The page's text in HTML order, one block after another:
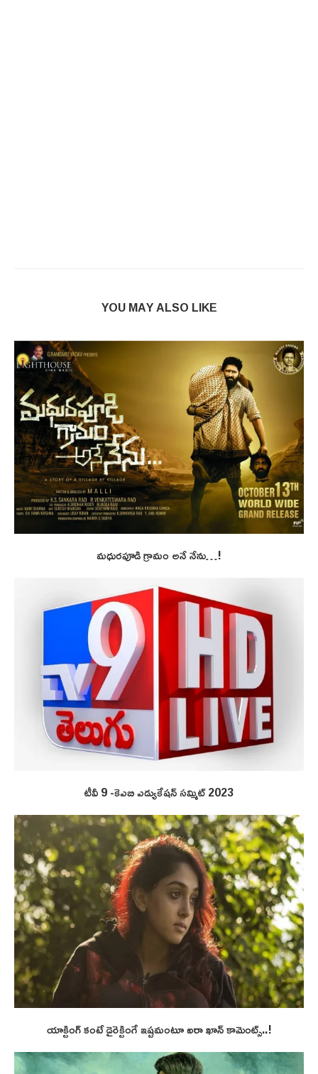
YOU MAY ALSO LIKE
మధురపూడి గ్రామం అనే నేను…!
టీవీ 9 -కెఎబి ఎడ్యుకేషన్ సమ్మిట్ 2023
యాక్టింగ్ కంటే డైరెక్టింగే ఇష్టమంటూ ఐరా ఖాన్ కామెంట్స్..!